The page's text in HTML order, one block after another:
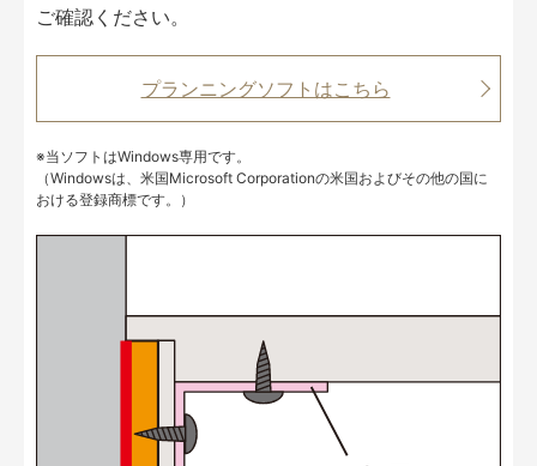
ご確認ください。
プランニングソフトはこちら
※当ソフトはWindows専用です。
（Windowsは、米国Microsoft Corporationの米国およびその他の国に
おける登録商標です。）